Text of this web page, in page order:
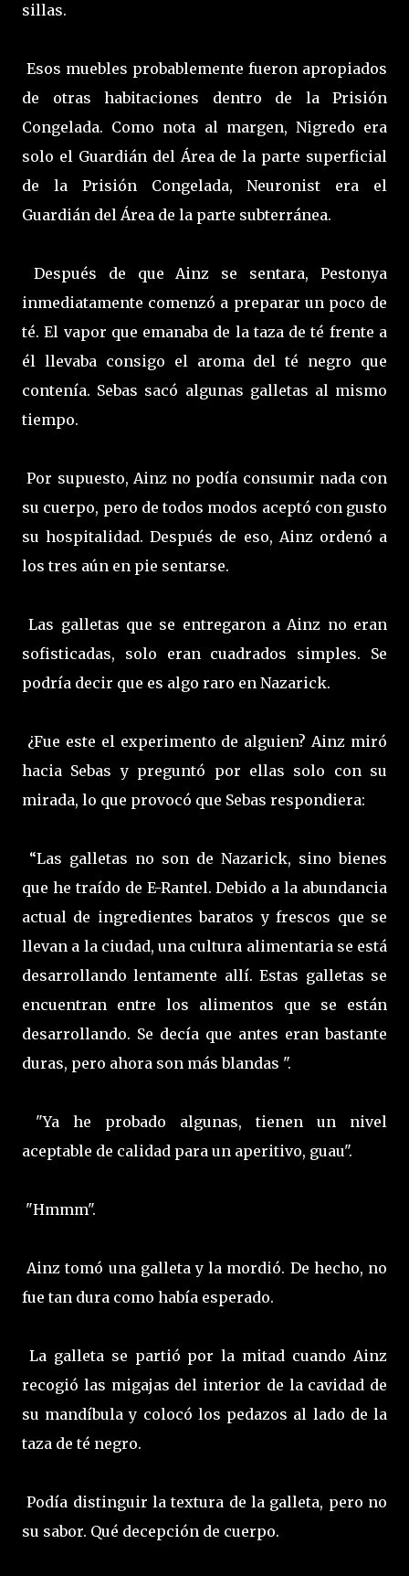
sillas.
Esos muebles probablemente fueron apropiados
de otras habitaciones dentro de la Prisión
Congelada. Como nota al margen, Nigredo era
solo el Guardián del Área de la parte superficial
de la Prisión Congelada, Neuronist era el
Guardián del Área de la parte subterránea.
Después de que Ainz se sentara, Pestonya
inmediatamente comenzó a preparar un poco de
té. El vapor que emanaba de la taza de té frente a
él llevaba consigo el aroma del té negro que
contenía. Sebas sacó algunas galletas al mismo
tiempo.
Por supuesto, Ainz no podía consumir nada con
su cuerpo, pero de todos modos aceptó con gusto
su hospitalidad. Después de eso, Ainz ordenó a
los tres aún en pie sentarse.
Las galletas que se entregaron a Ainz no eran
sofisticadas, solo eran cuadrados simples. Se
podría decir que es algo raro en Nazarick.
¿Fue este el experimento de alguien? Ainz miró
hacia Sebas y preguntó por ellas solo con su
mirada, lo que provocó que Sebas respondiera:
“Las galletas no son de Nazarick, sino bienes
que he traído de E-Rantel. Debido a la abundancia
actual de ingredientes baratos y frescos que se
llevan a la ciudad, una cultura alimentaria se está
desarrollando lentamente allí. Estas galletas se
encuentran entre los alimentos que se están
desarrollando. Se decía que antes eran bastante
duras, pero ahora son más blandas ".
"Ya he probado algunas, tienen un nivel
aceptable de calidad para un aperitivo, guau".
"Hmmm".
Ainz tomó una galleta y la mordió. De hecho, no
fue tan dura como había esperado.
La galleta se partió por la mitad cuando Ainz
recogió las migajas del interior de la cavidad de
su mandíbula y colocó los pedazos al lado de la
taza de té negro.
Podía distinguir la textura de la galleta, pero no
su sabor. Qué decepción de cuerpo.